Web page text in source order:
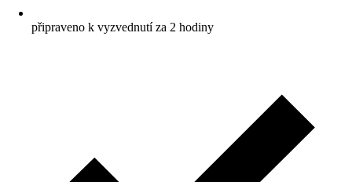
připraveno k vyzvednutí za 2 hodiny